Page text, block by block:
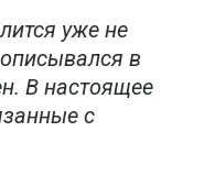
уже не
в
В настоящее
с